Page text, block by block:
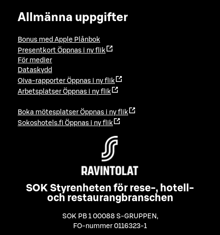
Allmänna uppgifter
Bonus med Apple Plånbok
Presentkort Öppnas i ny flik
För medier
Dataskydd
Oiva-rapporter Öppnas i ny flik
Arbetsplatser Öppnas i ny flik
Boka mötesplatser Öppnas i ny flik
Sokoshotels.fi Öppnas i ny flik
SOK Styrenheten för rese-, hotell-
och restaurangbranschen
SOK PB 1 00088 S-GRUPPEN ,
FO-nummer 0116323-1